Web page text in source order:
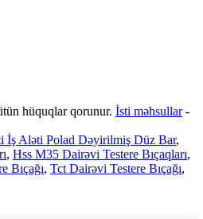
hüquqlar qorunur. İsti məhsullar-
İş Aləti Polad Dəyirilmiş Düz Bar,
, Hss M35 Dairəvi Testere Bıçaqları,
Bıçağı, Tct Dairəvi Testere Bıçağı,